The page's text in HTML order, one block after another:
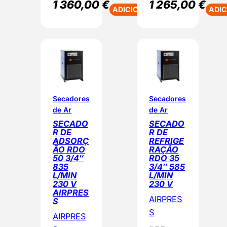
1 360,00€ ADICIONAR1 265,00€
Secadores
de Ar
SECADO
R DE
ADSORÇ
ÃO RDO
50 3/4″
835
L/MIN
230 V
AIRPRES
S
AIRPRES
Secadores
de Ar
SECADO
R DE
REFRIGE
RAÇÃO
RDO 35
3/4″ 585
L/MIN
230 V
AIRPRES
S